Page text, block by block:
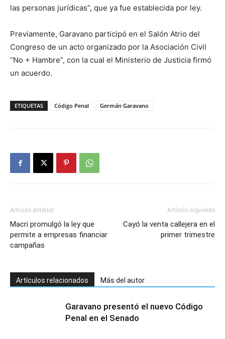
las personas jurídicas”, que ya fue establecida por ley.
Previamente, Garavano participó en el Salón Atrio del
Congreso de un acto organizado por la Asociación Civil
“No + Hambre”, con la cual el Ministerio de Justicia firmó
un acuerdo.
ETIQUETAS Código Penal Germán Garavano
Artículo anterior
Macri promulgó la ley que
permite a empresas financiar
campañas
Artículo siguiente
Cayó la venta callejera en el
primer trimestre
Artículos relacionados Más del autor
Garavano presentó el nuevo Código
Penal en el Senado